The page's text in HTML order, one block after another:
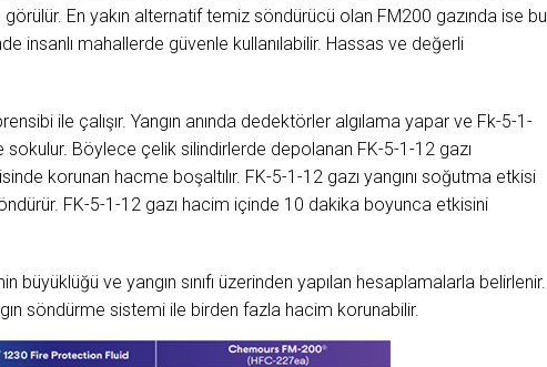
En yakın alternatif temiz söndürücü olan FM200 gazında ise bu
insanlı mahallerde güvenle kullanılabilir. Hassas ve değerli
ile çalışır. Yangın anında dedektörler algılama yapar ve Fk-5-1-
Böylece çelik silindirlerde depolanan FK-5-1-12 gazı
korunan hacme boşaltılır. FK-5-1-12 gazı yangını soğutma etkisi
FK-5-1-12 gazı hacim içinde 10 dakika boyunca etkisini
büyüklüğü ve yangın sınıfı üzerinden yapılan hesaplamalarla belirlenir.
söndürme sistemi ile birden fazla hacim korunabilir.